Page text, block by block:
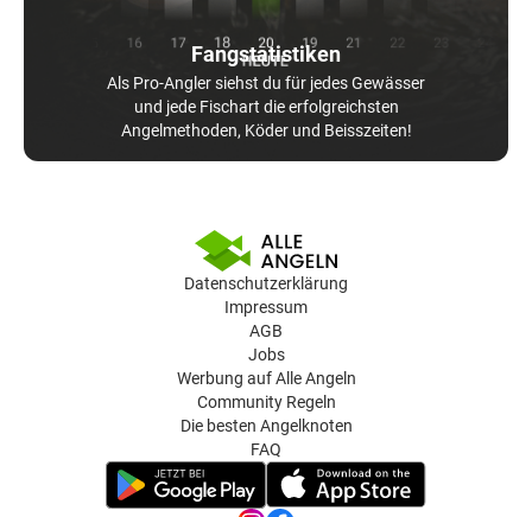
Fangstatistiken
Als Pro-Angler siehst du für jedes Gewässer
und jede Fischart die erfolgreichsten
Angelmethoden, Köder und Beisszeiten!
Datenschutzerklärung
Impressum
AGB
Jobs
Werbung auf Alle Angeln
Community Regeln
Die besten Angelknoten
FAQ